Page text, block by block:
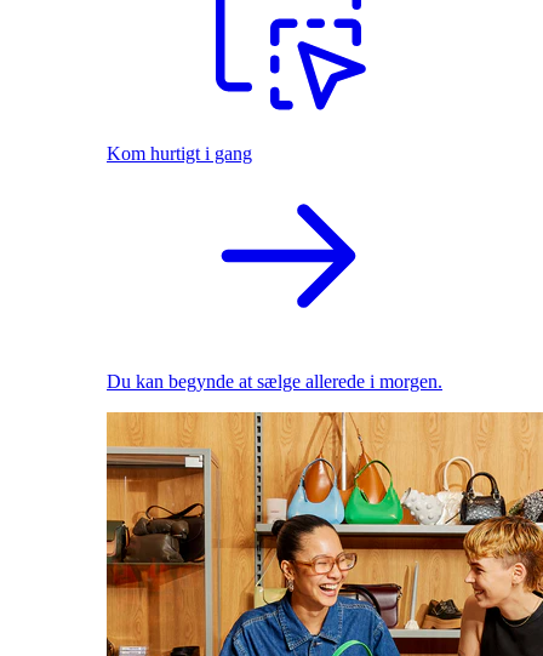
Kom hurtigt i gang
Du kan begynde at sælge allerede i morgen.